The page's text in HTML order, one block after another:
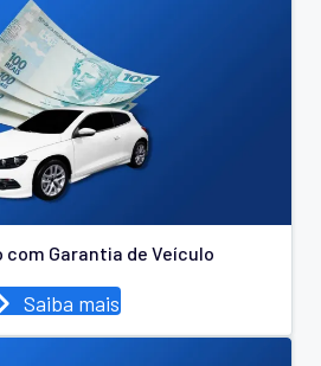
Garantia de Veículo
Saiba mais